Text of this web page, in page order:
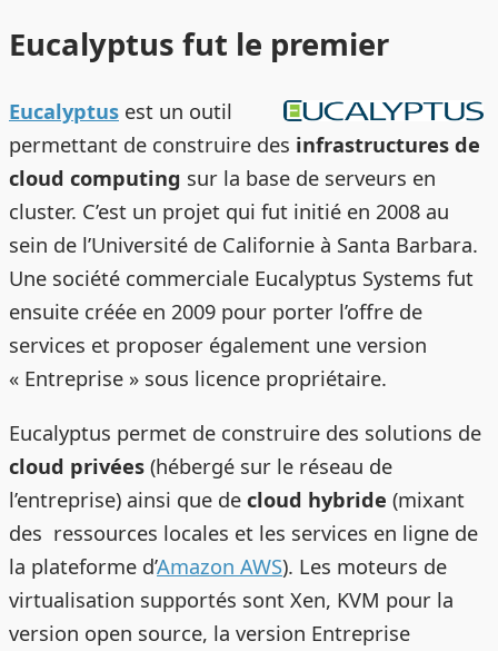
Eucalyptus fut le premier
Eucalyptus est un outil
permettant de construire des infrastructures de
cloud computing sur la base de serveurs en
cluster. C’est un projet qui fut initié en 2008 au
sein de l’Université de Californie à Santa Barbara.
Une société commerciale Eucalyptus Systems fut
ensuite créée en 2009 pour porter l’offre de
services et proposer également une version
« Entreprise » sous licence propriétaire.
Eucalyptus permet de construire des solutions de
cloud privées (hébergé sur le réseau de
l’entreprise) ainsi que de cloud hybride (mixant
des ressources locales et les services en ligne de
la plateforme d’Amazon AWS). Les moteurs de
virtualisation supportés sont Xen, KVM pour la
version open source, la version Entreprise